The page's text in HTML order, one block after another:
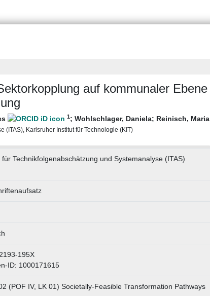
auf kommunaler Ebene
1; Wohlschlager, Daniela; Reinisch, Maria
(ITAS), Karlsruher Institut für Technologie (KIT)
für Technikfolgenabschätzung und Systemanalyse (ITAS)
195X
ID: 1000171615
(POF IV, LK 01) Societally-Feasible Transformation Pathways